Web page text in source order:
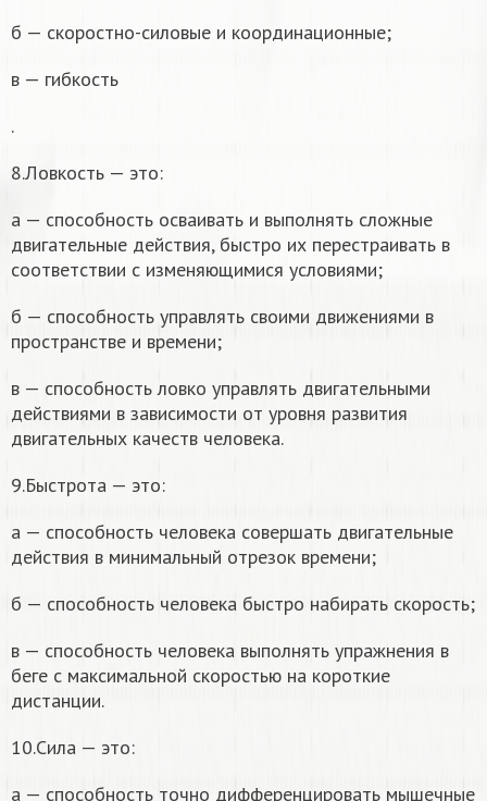
б — скоростно-силовые и координационные;
в — гибкость
.
8.Ловкость — это:
а — способность осваивать и выполнять сложные
двигательные действия, быстро их перестраивать в
соответствии с изменяющимися условиями;
б — способность управлять своими движениями в
пространстве и времени;
в — способность ловко управлять двигательными
действиями в зависимости от уровня развития
двигательных качеств человека.
9.Быстрота — это:
а — способность человека совершать двигательные
действия в минимальный отрезок времени;
б — способность человека быстро набирать скорость;
в — способность человека выполнять упражнения в
беге с максимальной скоростью на короткие
дистанции.
10.Сила — это:
а — способность точно дифференцировать мышечные